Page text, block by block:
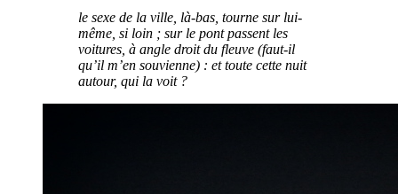
le sexe de la ville, là-bas, tourne sur lui-
même, si loin ; sur le pont passent les
voitures, à angle droit du fleuve (faut-il
qu’il m’en souvienne) : et toute cette nuit
autour, qui la voit ?